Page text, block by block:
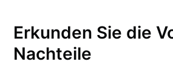
Erkunden Sie die
Nachteile